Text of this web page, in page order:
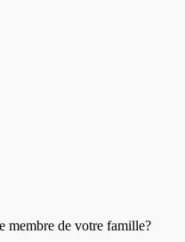
membre de votre famille?